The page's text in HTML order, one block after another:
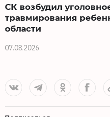
СК возбудил
травмирования
области
07.08.2026